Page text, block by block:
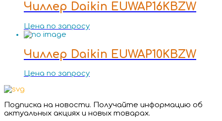
Чиллер Daikin EUWAP16KBZW
Цена по запросу
Чиллер Daikin EUWAP10KBZW
Цена по запросу
Подписка на новости. Получайте информацию об
актуальных акциях и новых товарах.